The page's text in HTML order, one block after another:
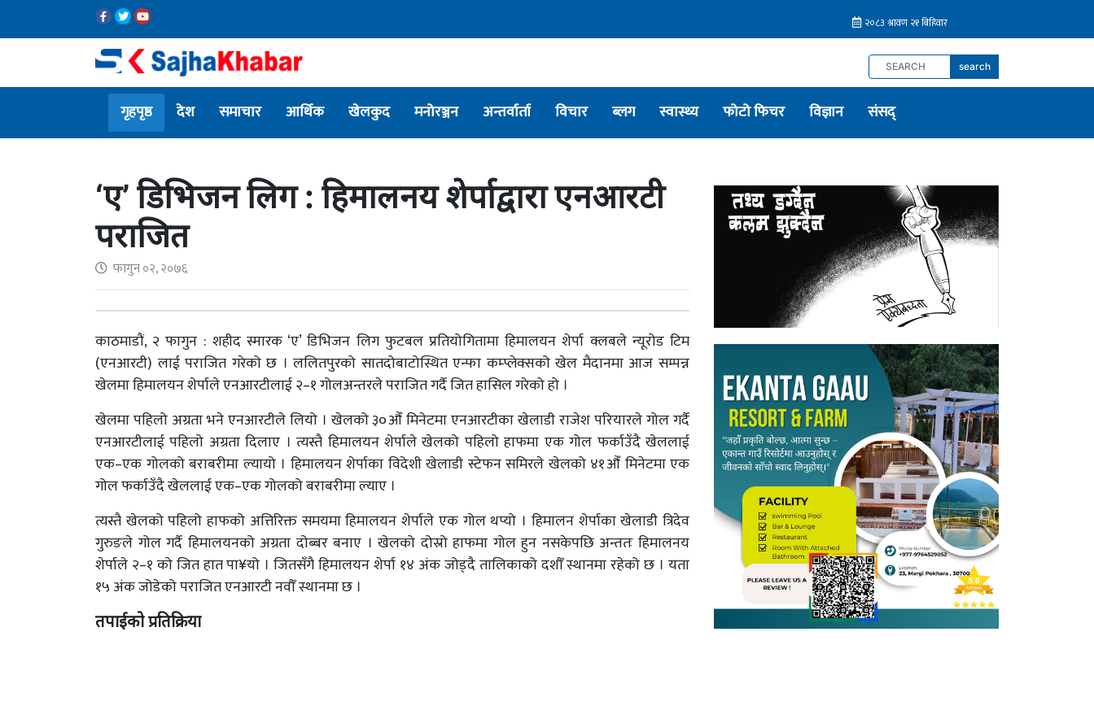
search
गृहपृष्ठ देश समाचार आर्थिक खेलकुद मनोरञ्जन अन्तर्वार्ता विचार ब्लग स्वास्थ्य फोटो फिचर विज्ञान संसद्
‘ए’ डिभिजन लिग : हिमालनय शेर्पाद्वारा एनआरटी
पराजित
फागुन ०२, २०७६
काठमाडौं, २ फागुन : शहीद स्मारक ‘ए’ डिभिजन लिग फुटबल प्रतियोगितामा हिमालयन शेर्पा क्लबले न्यूरोड टिम
(एनआरटी) लाई पराजित गरेको छ । ललितपुरको सातदोबाटोस्थित एन्फा कम्प्लेक्सको खेल मैदानमा आज सम्पन्न
खेलमा हिमालयन शेर्पाले एनआरटीलाई २–१ गोलअन्तरले पराजित गर्दै जित हासिल गरेको हो ।
खेलमा पहिलो अग्रता भने एनआरटीले लियो । खेलको ३०औँ मिनेटमा एनआरटीका खेलाडी राजेश परियारले गोल गर्दै
एनआरटीलाई पहिलो अग्रता दिलाए । त्यस्तै हिमालयन शेर्पाले खेलको पहिलो हाफमा एक गोल फर्काउँदै खेललाई
एक–एक गोलको बराबरीमा ल्यायो । हिमालयन शेर्पाका विदेशी खेलाडी स्टेफन समिरले खेलको ४१औँ मिनेटमा एक
गोल फर्काउँदै खेललाई एक–एक गोलको बराबरीमा ल्याए ।
त्यस्तै खेलको पहिलो हाफको अत्तिरिक्त समयमा हिमालयन शेर्पाले एक गोल थप्यो । हिमालन शेर्पाका खेलाडी त्रिदेव
गुरुङले गोल गर्दै हिमालयनको अग्रता दोब्बर बनाए । खेलको दोस्रो हाफमा गोल हुन नसकेपछि अन्ततः हिमालनय
शेर्पाले २–१ को जित हात पा¥यो । जितसँगै हिमालयन शेर्पा १४ अंक जोड्दै तालिकाको दशौँ स्थानमा रहेको छ । यता
१५ अंक जोडेको पराजित एनआरटी नवौँ स्थानमा छ ।
तपाईको प्रतिक्रिया